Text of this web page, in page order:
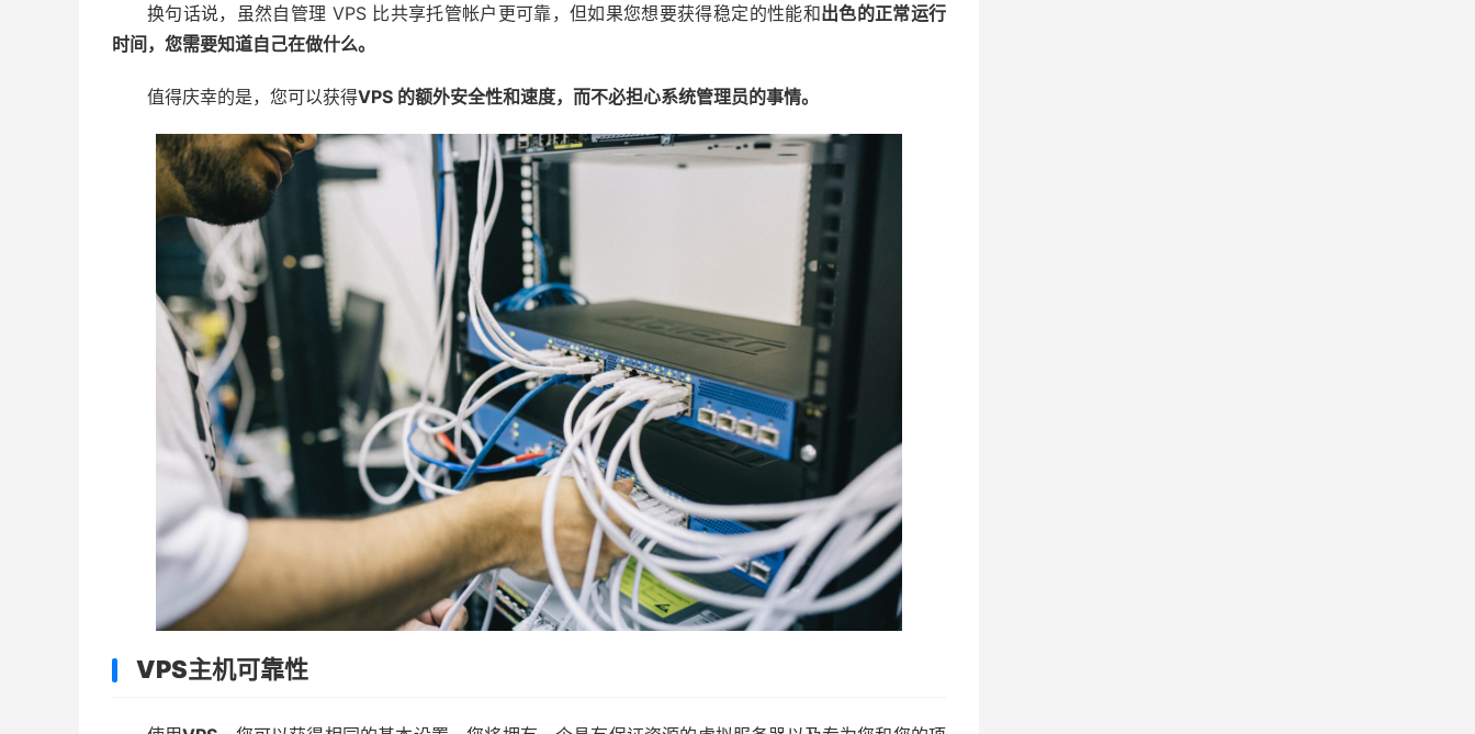
换句话说，虽然自管理 VPS 比共享托管帐户更可靠，但如果您想要获得稳定的性能和出色的正常运行
时间， 您需要知道自己在做什么。
值得庆幸的是，您可以获得VPS 的额外安全性和速度，而不必担心系统管理员的事情。
VPS主机可靠性